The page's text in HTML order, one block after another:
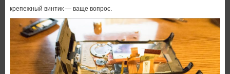
крепежный винтик — ваще вопрос.